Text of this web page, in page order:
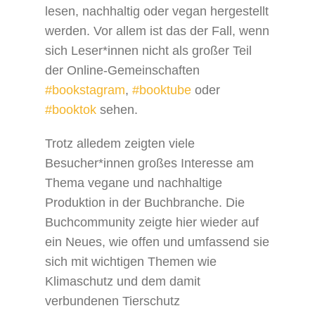
lesen, nachhaltig oder vegan hergestellt
werden. Vor allem ist das der Fall, wenn
sich Leser*innen nicht als großer Teil
der Online-Gemeinschaften
#bookstagram,#booktube oder
#booktok sehen.
Trotz alledem zeigten viele
Besucher*innen großes Interesse am
Thema vegane und nachhaltige
Produktion in der Buchbranche. Die
Buchcommunity zeigte hier wieder auf
ein Neues, wie offen und umfassend sie
sich mit wichtigen Themen wie
Klimaschutz und dem damit
verbundenen Tierschutz